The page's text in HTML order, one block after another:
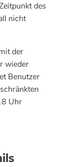
des
nicht
der
wieder
Benutzer
Uhr